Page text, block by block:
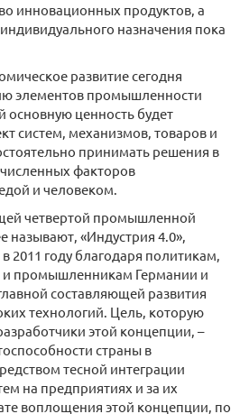
инновационных продуктов, а
назначения пока
развитие сегодня
элементов промышленности
основную ценность будет
систем, механизмов, товаров и
принимать решения в
факторов
и человеком.
четвертой промышленной
называют, «Индустрия 4.0»,
2011 году благодаря политикам,
промышленникам Германии и
составляющей развития
технологий. Цель, которую
этой концепции, –
страны в
тесной интеграции
на предприятиях и за их
воплощения этой концепции, по